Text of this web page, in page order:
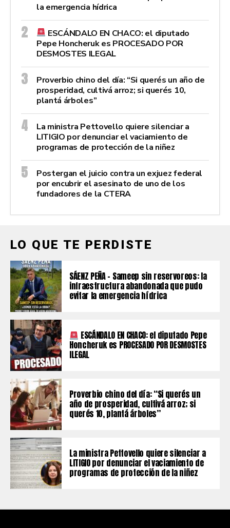
la emergencia hídrica
ESCÁNDALO EN CHACO: el diputado
Pepe Honcheruk es PROCESADO POR
DESMOSTES ILEGAL
Proverbio chino del día: “Si querés un año de
prosperidad, cultivá arroz; si querés 10,
plantá árboles”
La ministra Pettovello quiere silenciar a
LITIGIO por denunciar el vaciamiento de
programas de protección de la niñez
Postergan el juicio contra un exjuez federal
por encubrir el asesinato de uno de los
fundadores de la CTERA
LO QUE TE PERDISTE
SÁENZ PEÑA – Sameep sin reservoreos: la
infraestructura abandonada que pudo
evitar la emergencia hídrica
ESCÁNDALO EN CHACO: el diputado Pepe
Honcheruk es PROCESADO POR DESMOSTES
ILEGAL
Proverbio chino del día: “Si querés un
año de prosperidad, cultivá arroz; si
querés 10, plantá árboles”
La ministra Pettovello quiere silenciar a
LITIGIO por denunciar el vaciamiento de
programas de protección de la niñez